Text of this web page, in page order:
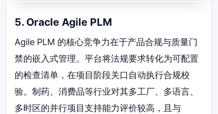
5. Oracle Agile PLM
Agile PLM 的核心竞争力在于产品合规与质量门
禁的嵌入式管理。平台将法规要求转化为可配置
的检查清单，在项目阶段关口自动执行合规校
验。制药、消费品等行业对其多工厂、多语言、
多时区的并行项目支持能力评价较高，且与